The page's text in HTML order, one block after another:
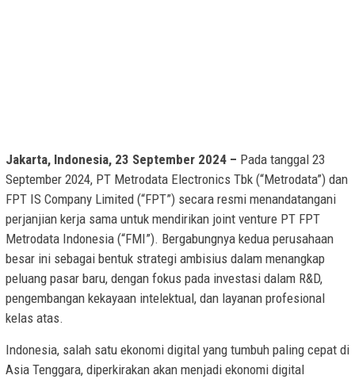
Jakarta, Indonesia, 23 September 2024 – Pada tanggal 23
September 2024, PT Metrodata Electronics Tbk (“Metrodata”) dan
FPT IS Company Limited (“FPT”) secara resmi menandatangani
perjanjian kerja sama untuk mendirikan joint venture PT FPT
Metrodata Indonesia (“FMI”). Bergabungnya kedua perusahaan
besar ini sebagai bentuk strategi ambisius dalam menangkap
peluang pasar baru, dengan fokus pada investasi dalam R&D,
pengembangan kekayaan intelektual, dan layanan profesional
kelas atas.
Indonesia, salah satu ekonomi digital yang tumbuh paling cepat di
Asia Tenggara, diperkirakan akan menjadi ekonomi digital